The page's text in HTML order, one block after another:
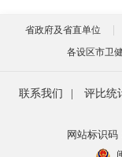
省政府及省直单位
各设区市卫
联系我们 评比统
网站标识码